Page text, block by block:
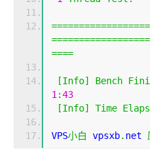
====
[Info] Bench
1:43
[Info] Time
VPS小白 vpsxb. net